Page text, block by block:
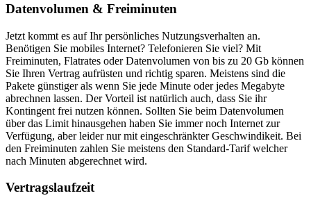
Datenvolumen & Freiminuten
Jetzt kommt es auf Ihr persönliches Nutzungsverhalten an.
Benötigen Sie mobiles Internet? Telefonieren Sie viel? Mit
Freiminuten, Flatrates oder Datenvolumen von bis zu 20 Gb können
Sie Ihren Vertrag aufrüsten und richtig sparen. Meistens sind die
Pakete günstiger als wenn Sie jede Minute oder jedes Megabyte
abrechnen lassen. Der Vorteil ist natürlich auch, dass Sie ihr
Kontingent frei nutzen können. Sollten Sie beim Datenvolumen
über das Limit hinausgehen haben Sie immer noch Internet zur
Verfügung, aber leider nur mit eingeschränkter Geschwindikeit. Bei
den Freiminuten zahlen Sie meistens den Standard-Tarif welcher
nach Minuten abgerechnet wird.
Vertragslaufzeit